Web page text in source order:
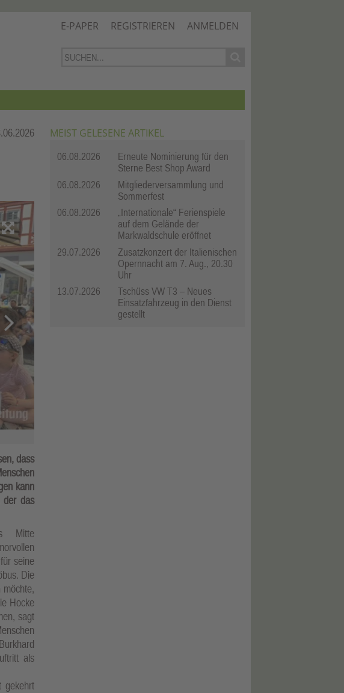
E-PAPER REGISTRIEREN ANMELDEN
dass
kann
der das
Mitte
seine
Die
Hocke
sagt
als
gekehrt
MEIST GELESENE ARTIKEL
06.08.2026
Erneute Nominierung für den
Sterne Best Shop Award
06.08.2026
Mitgliederversammlung und
Sommerfest
06.08.2026
„Internationale“ Ferienspiele
auf dem Gelände der
Markwaldschule eröffnet
29.07.2026
Zusatzkonzert der Italienischen
Opernnacht am 7. Aug., 20.30
Uhr
13.07.2026
Tschüss VW T3 – Neues
Einsatzfahrzeug in den Dienst
gestellt